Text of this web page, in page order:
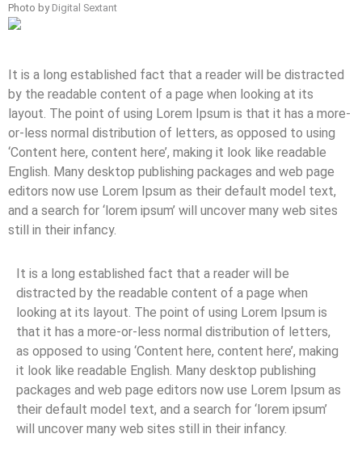
Photo by Digital Sextant
It is a long established fact that a reader will be distracted
by the readable content of a page when looking at its
layout. The point of using Lorem Ipsum is that it has a more-
or-less normal distribution of letters, as opposed to using
‘Content here, content here’, making it look like readable
English. Many desktop publishing packages and web page
editors now use Lorem Ipsum as their default model text,
and a search for ‘lorem ipsum’ will uncover many web sites
still in their infancy.
It is a long established fact that a reader will be
distracted by the readable content of a page when
looking at its layout. The point of using Lorem Ipsum is
that it has a more-or-less normal distribution of letters,
as opposed to using ‘Content here, content here’, making
it look like readable English. Many desktop publishing
packages and web page editors now use Lorem Ipsum as
their default model text, and a search for ‘lorem ipsum’
will uncover many web sites still in their infancy.